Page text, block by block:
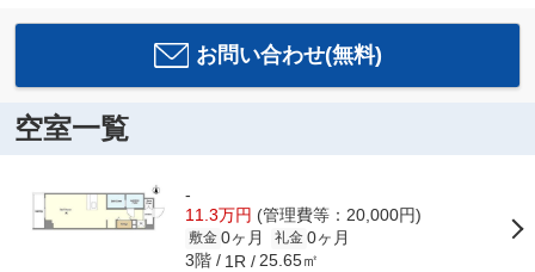
お問い合わせ(無料)
空室一覧
-
11.3万円 (管理費等：20,000円)
敷金 0ヶ月 礼金 0ヶ月
3階 1R 25.65㎡